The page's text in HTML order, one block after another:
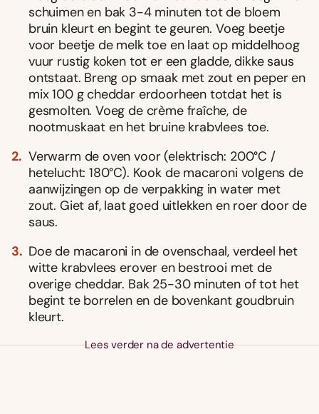
schuimen en bak 3-4 minuten tot de bloem
bruin kleurt en begint te geuren. Voeg beetje
voor beetje de melk toe en laat op middelhoog
vuur rustig koken tot er een gladde, dikke saus
ontstaat. Breng op smaak met zout en peper en
mix 100 g cheddar erdoorheen totdat het is
gesmolten. Voeg de crème fraîche, de
nootmuskaat en het bruine krabvlees toe.
Verwarm de oven voor (elektrisch: 200°C /
hetelucht: 180°C). Kook de macaroni volgens de
aanwijzingen op de verpakking in water met
zout. Giet af, laat goed uitlekken en roer door de
saus.
Doe de macaroni in de ovenschaal, verdeel het
witte krabvlees erover en bestrooi met de
overige cheddar. Bak 25-30 minuten of tot het
begint te borrelen en de bovenkant goudbruin
kleurt.
Lees verder na de advertentie